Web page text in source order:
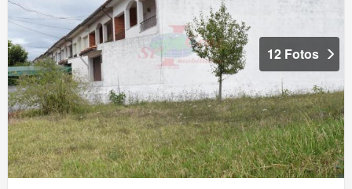
12 Fotos